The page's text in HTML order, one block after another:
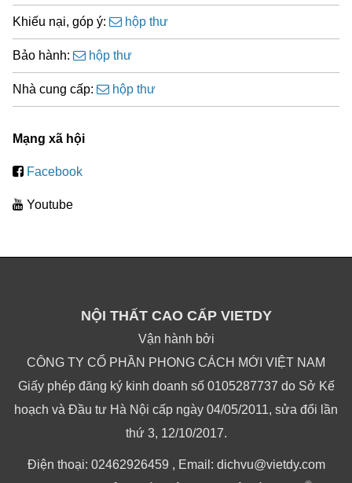
Khiếu nại, góp ý: hộp thư
Bảo hành: hộp thư
Nhà cung cấp: hộp thư
Mạng xã hội
Facebook
Youtube
NỘI THẤT CAO CẤP VIETDY
Vận hành bởi
CÔNG TY CỔ PHẦN PHONG CÁCH MỚI VIỆT NAM
Giấy phép đăng ký kinh doanh số 0105287737 do Sở Kế
hoạch và Đầu tư Hà Nội cấp ngày 04/05/2011, sửa đổi lần
thứ 3, 12/10/2017.
Điện thoại: 02462926459 , Email: dichvu@vietdy.com